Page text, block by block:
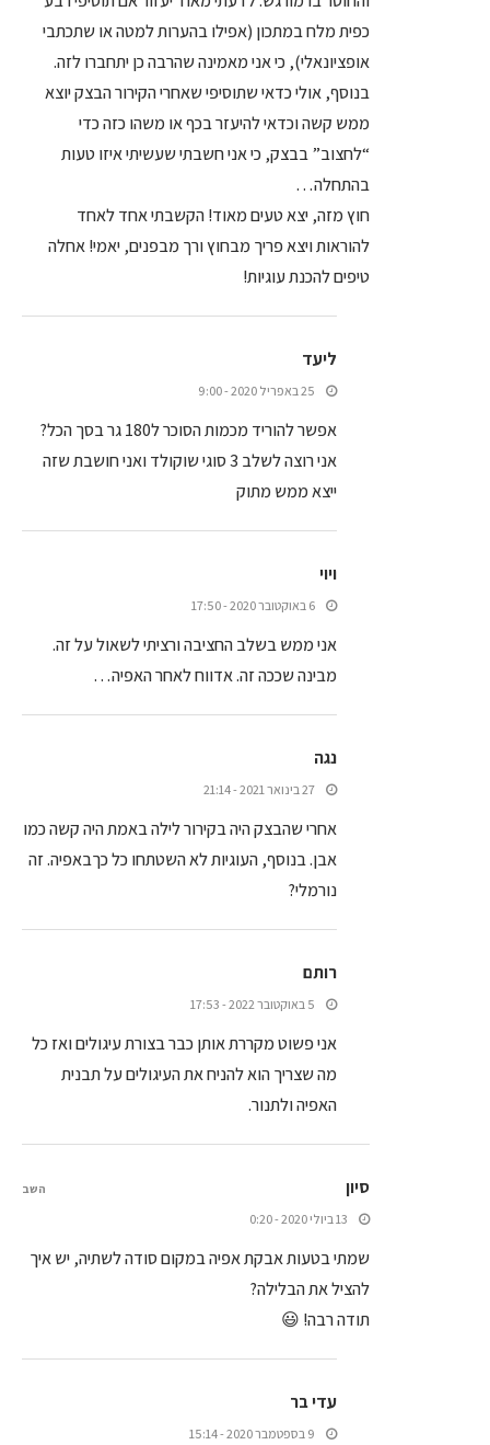
כפית מלח במתכון (אפילו בהערות למטה או שתכתבי
אופציונאלי), כי אני מאמינה שהרבה כן יתחברו לזה.
בנוסף, אולי כדאי שתוסיפי שאחרי הקירור הבצק יוצא
ממש קשה וכדאי להיעזר בכף או משהו כזה כדי
“לחצוב” בבצק, כי אני חשבתי שעשיתי איזו טעות
בהתחלה…
חוץ מזה, יצא טעים מאוד! הקשבתי אחד לאחד
להוראות ויצא פריך מבחוץ ורך מבפנים, יאמי! אחלה
טיפים להכנת עוגיות!
ליעד
25 באפריל 2020 - 9:00
אפשר להוריד מכמות הסוכר ל180 גר בסך הכל?
אני רוצה לשלב 3 סוגי שוקולד ואני חושבת שזה
ייצא ממש מתוק
ויוי
6 באוקטובר 2020 - 17:50
אני ממש בשלב החציבה ורציתי לשאול על זה.
מבינה שככה זה. אדווח לאחר האפיה…
נגה
27 בינואר 2021 - 21:14
אחרי שהבצק היה בקירור לילה באמת היה קשה כמו
אבן. בנוסף, העוגיות לא השטתחו כל כךבאפיה. זה
נורמלי?
רותם
5 באוקטובר 2022 - 17:53
אני פשוט מקררת אותן כבר בצורת עיגולים ואז כל
מה שצריך הוא להניח את העיגולים על תבנית
האפיה ולתנור.
סיון
13 ביולי 2020 - 0:20
שמתי בטעות אבקת אפיה במקום סודה לשתיה, יש איך
להציל את הבלילה?
תודה רבה! 😃
השב
עדי בר
9 בספטמבר 2020 - 15:14